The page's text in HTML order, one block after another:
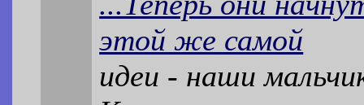
этой же самой
идеи - наши